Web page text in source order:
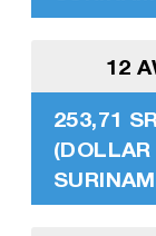
12
253,71
(DOLLAR